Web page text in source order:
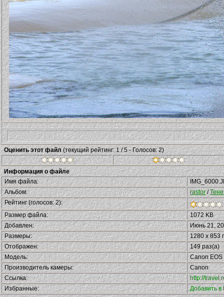
Оценить этот файл(текущий рейтинг: 1 / 5 - Голосов: 2)
Информация о файле
Имя файла:
Альбом:
rastor/
Рейтинг (голосов: 2):
Размер файла:
1072 KB
Добавлен:
Июнь 21,
Размеры:
1280 x 853
Отображен:
149 раз(а)
Модель:
Canon EOS
Производитель камеры:
Canon
Ссылка:
http://
Избранные:
Добавить